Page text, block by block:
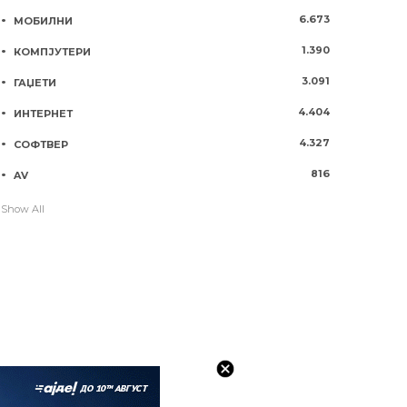
МОБИЛНИ 6.673
КОМПЈУТЕРИ 1.390
ГАЏЕТИ 3.091
ИНТЕРНЕТ 4.404
СОФТВЕР 4.327
AV 816
Show All